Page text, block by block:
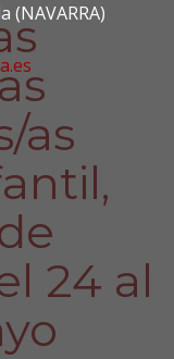
(NAVARRA)
as
24 al